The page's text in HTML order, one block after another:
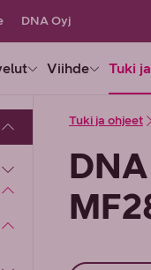
DNA Oyj
Viihde Tuki
Tuki ja ohjeet